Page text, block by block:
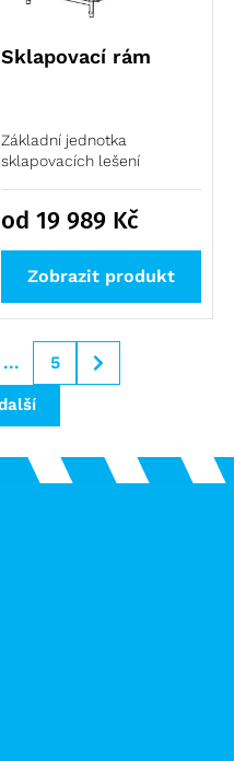
Sklapovací rám
Základní jednotka
sklapovacích lešení
od 19 989 Kč
Zobrazit produkt
... 5